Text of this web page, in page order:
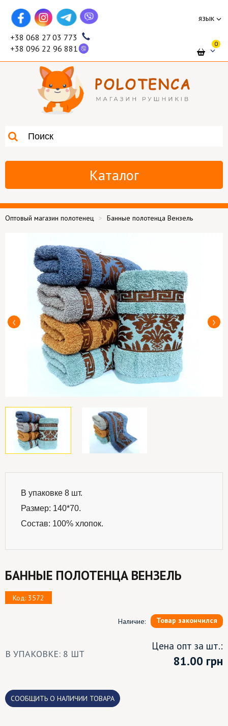
язык
+38 068 27 03 773
+38 096 22 96 881
0
Каталог
Оптовый магазин полотенец Банные полотенца Вензель
В упаковке 8 шт.
Размер: 140*70.
Состав: 100% хлопок.
БАННЫЕ ПОЛОТЕНЦА ВЕНЗЕЛЬ
Код: 3572
Наличие: Товар закончился
В УПАКОВКЕ: 8 ШТ
Цена опт за шт.:
81.00 грн
CООБЩИТЬ О НАЛИЧИИ ТОВАРА